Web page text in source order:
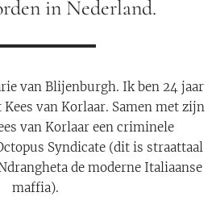
in Nederland.
van Blijenburgh. Ik ben 24 jaar
van Korlaar. Samen met zijn
van Korlaar een criminele
Syndicate (dit is straattaal
de moderne Italiaanse
maffia).